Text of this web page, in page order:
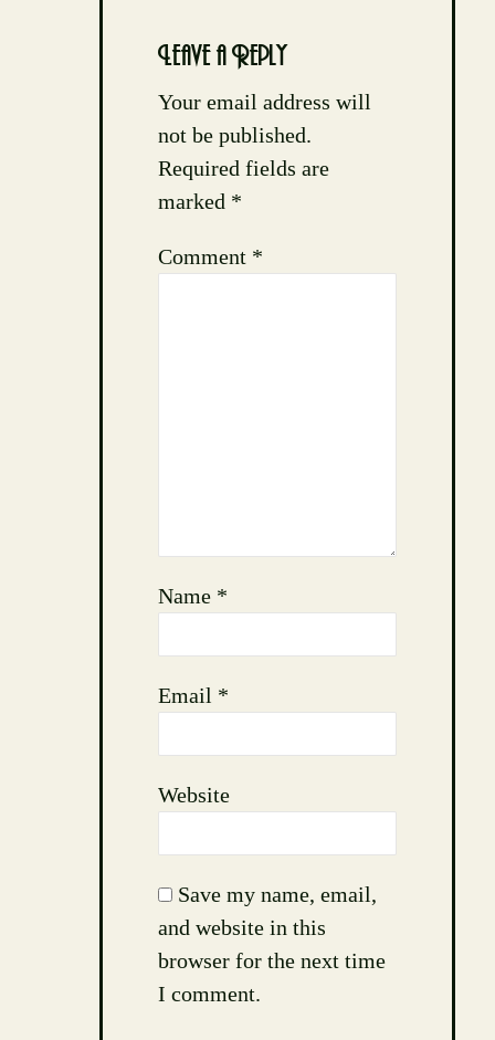
Leave a Reply
Your email address will
not be published.
Required fields are
marked *
Comment *
Name *
Email *
Website
Save my name, email,
and website in this
browser for the next time
I comment.